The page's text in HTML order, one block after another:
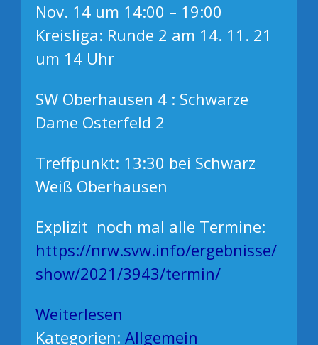
Nov. 14 um 14:00 – 19:00
Kreisliga: Runde 2 am 14. 11. 21
um 14 Uhr
SW Oberhausen 4 : Schwarze
Dame Osterfeld 2
Treffpunkt: 13:30 bei Schwarz
Weiß Oberhausen
Explizit noch mal alle Termine:
https://nrw.svw.info/ergebnisse/
show/2021/3943/termin/
Weiterlesen
Kategorien: Allgemein